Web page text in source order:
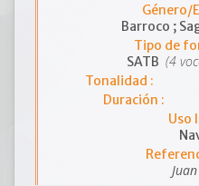
Género/
Barroco ;
Tipo de
SATB (4
Tonalidad :
Duración :
Uso